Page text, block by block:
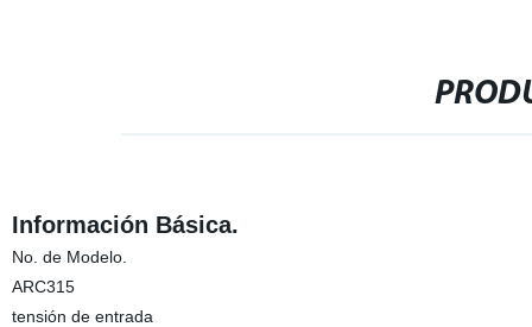
Información Básica.
No. de Modelo.
ARC315
tensión de entrada